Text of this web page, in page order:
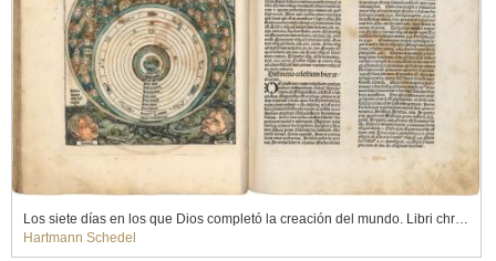
Los siete días en los que Dios completó la creación del mundo. Libri chronicarum, 1493
Hartmann Schedel